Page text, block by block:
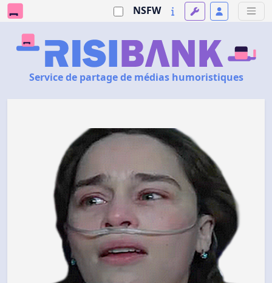
NSFW
Service de partage de médias humoristiques